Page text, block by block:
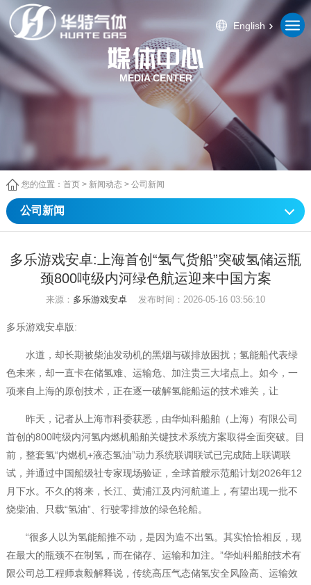
English
MEDIA CENTER
您的位置： 首页> 新闻动态 > 公司新闻
公司新闻
多乐游戏安卓:上海首创“氢气货船”突破氢储运瓶
颈800吨级内河绿色航运迎来中国方案
来源： 多乐游戏安卓 发布时间：2026-05-16 03:56:10
多乐游戏安卓版:
水道，却长期被柴油发动机的黑烟与碳排放困扰；氢能船代表绿
色未来，却一直卡在储氢难、运输危、加注贵三大堵点上。如今，一
项来自上海的原创技术，正在逐一破解氢能船运的技术难关，让
昨天，记者从上海市科委获悉，由华灿科船舶（上海）有限公司
首创的800吨级内河氢内燃机船舶关键技术系统方案取得全面突破。目
前，整套氢“内燃机+液态氢油”动力系统联调联试已完成陆上联调联
试，并通过中国船级社专家现场验证，全球首艘示范船计划2026年12
月下水。不久的将来，长江、黄浦江及内河航道上，有望出现一批不
烧柴油、只载“氢油”、行驶零排放的绿色轮船。
“很多人以为氢能船推不动，是因为造不出氢。其实恰恰相反，现
在最大的瓶颈不在制氢，而在储存、运输和加注。”华灿科船舶技术有
限公司总工程师袁毅解释说，传统高压气态储氢安全风险高、运输效